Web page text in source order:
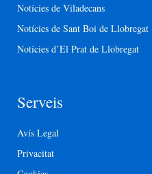
Notícies de Viladecans
Notícies de Sant Boi de Llobregat
Notícies d’El Prat de Llobregat
Serveis
Avís Legal
Privacitat